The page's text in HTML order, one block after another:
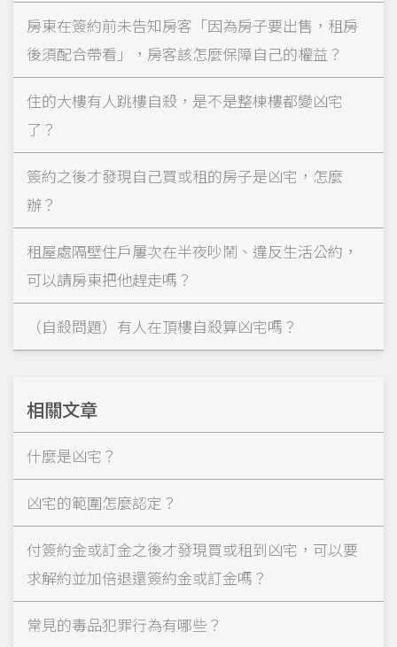
房東在簽約前未告知房客「因為房子要出售，租房
後須配合帶看」，房客該怎麼保障自己的權益？
住的大樓有人跳樓自殺，是不是整棟樓都變凶宅
了？
簽約之後才發現自己買或租的房子是凶宅，怎麼
辦？
租屋處隔壁住戶屢次在半夜吵鬧、違反生活公約，
可以請房東把他趕走嗎？
（自殺問題）有人在頂樓自殺算凶宅嗎？
相關文章
什麼是凶宅？
凶宅的範圍怎麼認定？
付簽約金或訂金之後才發現買或租到凶宅，可以要
求解約並加倍退還簽約金或訂金嗎？
常見的毒品犯罪行為有哪些？